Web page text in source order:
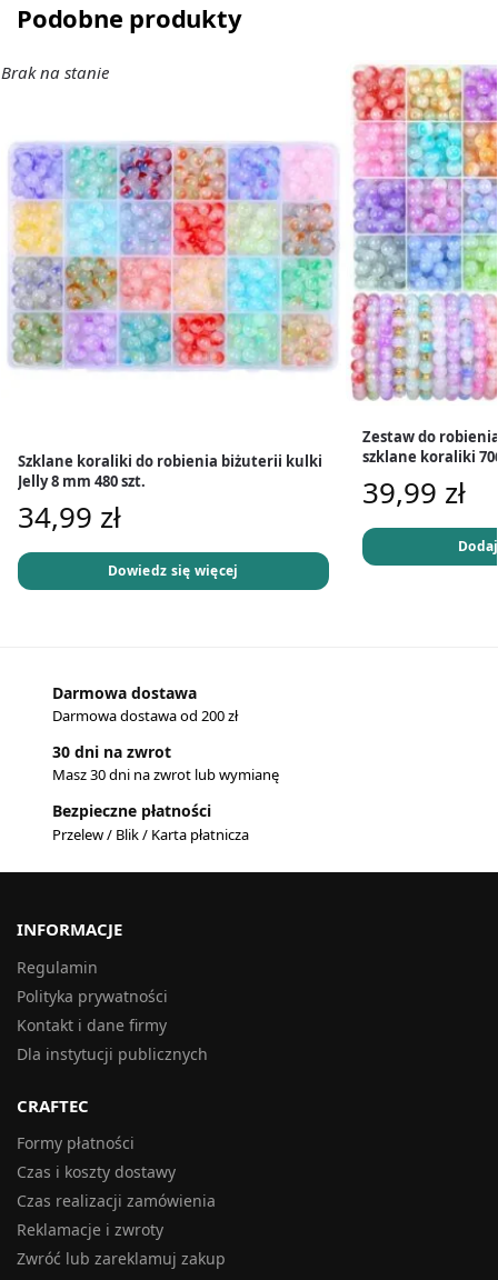
Podobne produkty
Brak na stanie
Szklane koraliki do robienia biżuterii kulki
Jelly 8 mm 480 szt.
34,99 zł
Dowiedz się więcej
Zestaw do
szklane koraliki
39,99 zł
Darmowa dostawa
Darmowa dostawa od 200 zł
30 dni na zwrot
Masz 30 dni na zwrot lub wymianę
Bezpieczne płatności
Przelew / Blik / Karta płatnicza
INFORMACJE
Regulamin
Polityka prywatności
Kontakt i dane firmy
Dla instytucji publicznych
CRAFTEC
Formy płatności
Czas i koszty dostawy
Czas realizacji zamówienia
Reklamacje i zwroty
Zwróć lub zareklamuj zakup